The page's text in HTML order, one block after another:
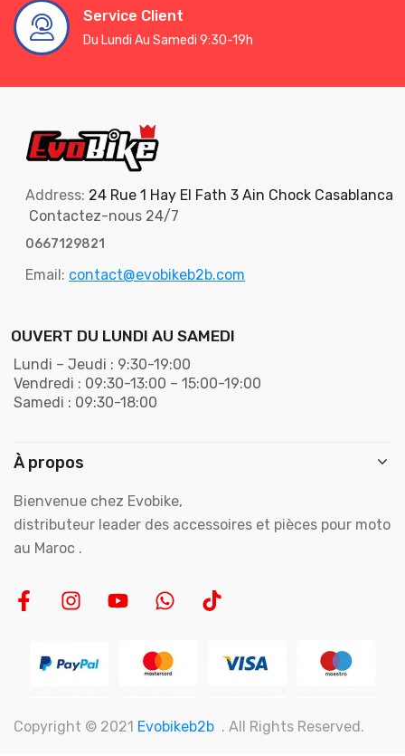
Service Client
Du Lundi Au Samedi 9:30-19h
Address: 24 Rue 1 Hay El Fath 3 Ain Chock Casablanca
Contactez-nous 24/7
0667129821
Email: contact@evobikeb2b.com
OUVERT DU LUNDI AU SAMEDI
Lundi – Jeudi : 9:30-19:00
Vendredi : 09:30-13:00 – 15:00-19:00
Samedi : 09:30-18:00
À propos
Bienvenue chez Evobike,
distributeur leader des accessoires et pièces pour moto
au Maroc .
Copyright © 2021 Evobikeb2b . All Rights Reserved.